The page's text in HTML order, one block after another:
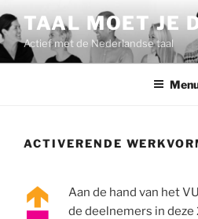
naar
de
inhoud
TAAL MOET JE
Actief met de Nederlandse taal
ACTIVERENDE
Aan de hand van het
de deelnemers in deze